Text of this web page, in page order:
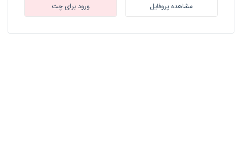
مشاهده پروفایل ورود برای چت